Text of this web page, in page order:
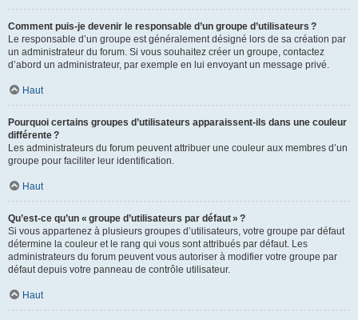
Comment puis-je devenir le responsable d’un groupe d’utilisateurs ?
Le responsable d’un groupe est généralement désigné lors de sa création par
un administrateur du forum. Si vous souhaitez créer un groupe, contactez
d’abord un administrateur, par exemple en lui envoyant un message privé.
Haut
Pourquoi certains groupes d’utilisateurs apparaissent-ils dans une couleur
différente ?
Les administrateurs du forum peuvent attribuer une couleur aux membres d’un
groupe pour faciliter leur identification.
Haut
Qu’est-ce qu’un « groupe d’utilisateurs par défaut » ?
Si vous appartenez à plusieurs groupes d’utilisateurs, votre groupe par défaut
détermine la couleur et le rang qui vous sont attribués par défaut. Les
administrateurs du forum peuvent vous autoriser à modifier votre groupe par
défaut depuis votre panneau de contrôle utilisateur.
Haut